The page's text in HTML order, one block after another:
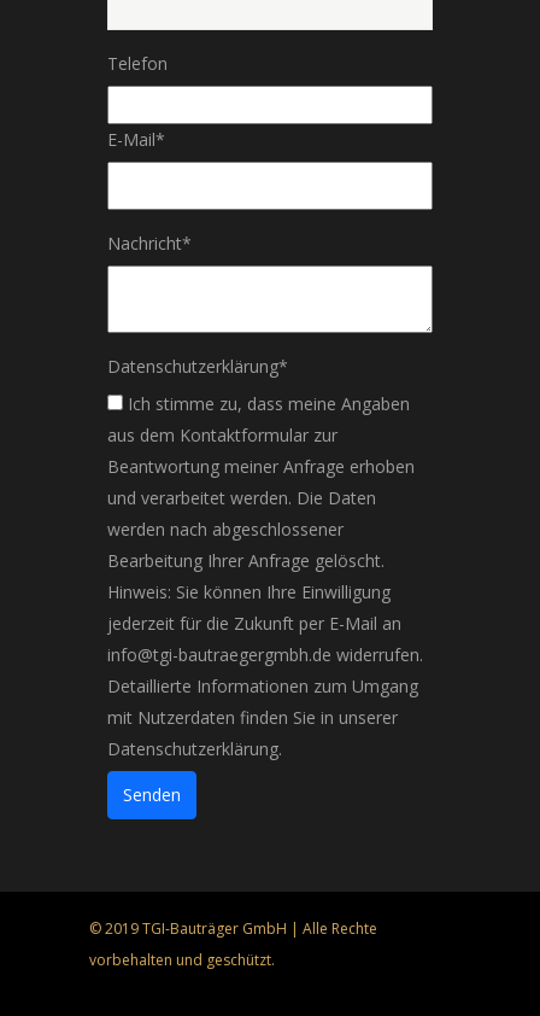
Telefon
E-Mail*
Nachricht*
Datenschutzerklärung*
Ich stimme zu, dass meine Angaben
aus dem Kontaktformular zur
Beantwortung meiner Anfrage erhoben
und verarbeitet werden. Die Daten
werden nach abgeschlossener
Bearbeitung Ihrer Anfrage gelöscht.
Hinweis: Sie können Ihre Einwilligung
jederzeit für die Zukunft per E-Mail an
info@tgi-bautraegergmbh.de widerrufen.
Detaillierte Informationen zum Umgang
mit Nutzerdaten finden Sie in unserer
Datenschutzerklärung.
Senden
© 2019 TGI-Bauträger GmbH | Alle Rechte
vorbehalten und geschützt.